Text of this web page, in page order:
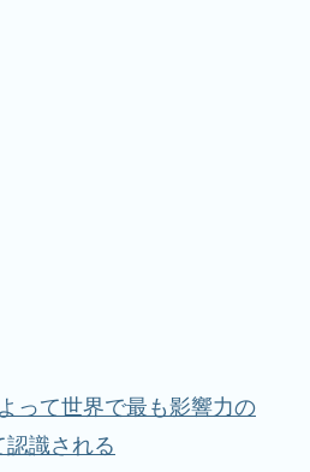
って世界で最も影響力の
識される